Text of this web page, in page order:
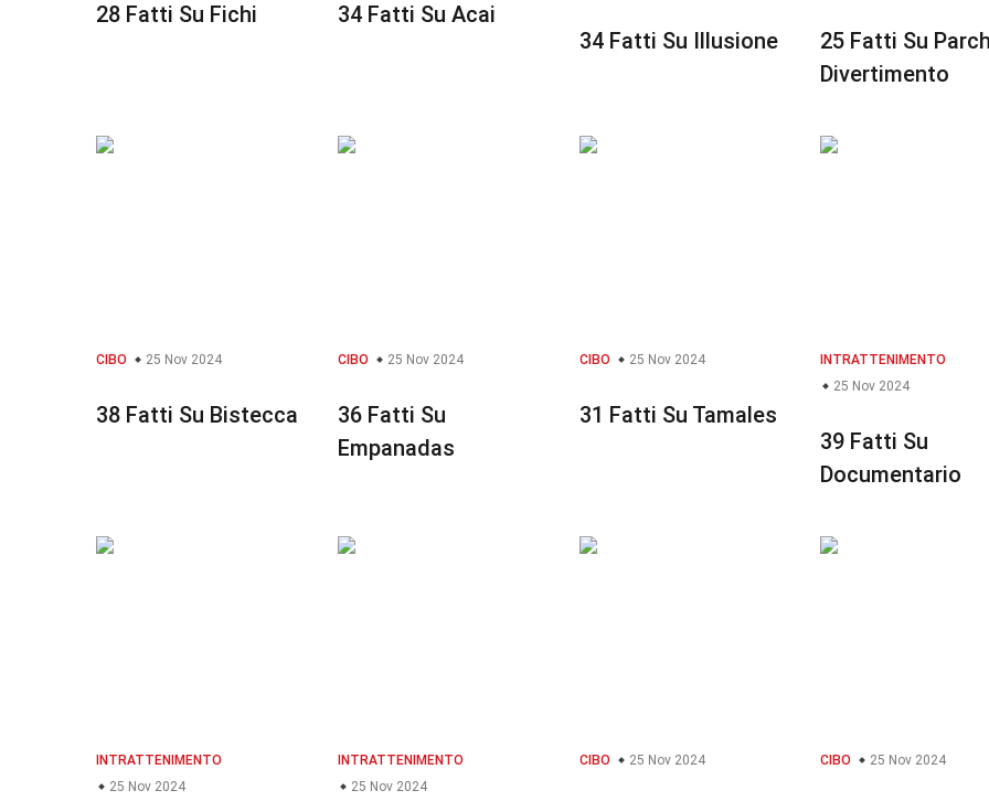
28 Fatti Su Fichi 34 Fatti Su Acai
34 Fatti Su Illusione
25 Fatti Su
Divertimento
CIBO 25 Nov 2024
38 Fatti Su Bistecca
CIBO 25 Nov 2024
36 Fatti Su
Empanadas
CIBO 25 Nov 2024
31 Fatti Su Tamales
INTRATTENIMENTO
25 Nov 2024
39 Fatti Su
Documentario
INTRATTENIMENTO
25 Nov 2024
INTRATTENIMENTO
25 Nov 2024
CIBO 25 Nov 2024 CIBO 25 Nov 2024